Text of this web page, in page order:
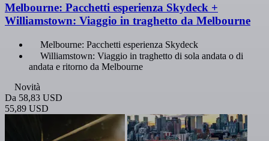
Melbourne: Pacchetti esperienza Skydeck +
Williamstown: Viaggio in traghetto da Melbourne
Melbourne: Pacchetti esperienza Skydeck
Williamstown: Viaggio in traghetto di sola andata o di
andata e ritorno da Melbourne
Novità
Da 58,83 USD
55,89 USD